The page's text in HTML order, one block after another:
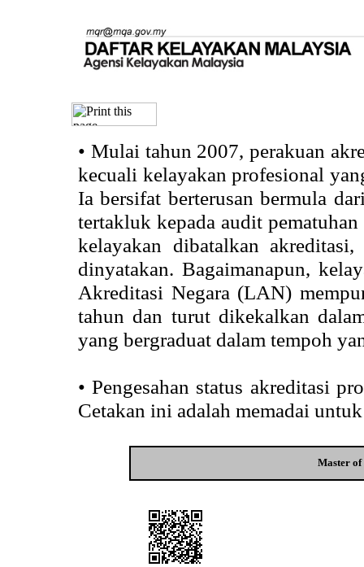
• Mulai tahun 2007, perakuan
kecuali kelayakan profesional
Ia bersifat berterusan bermula
tertakluk kepada audit
kelayakan dibatalkan
dinyatakan. Bagaimanapun,
Akreditasi Negara (LAN)
tahun dan turut dikekalkan
yang bergraduat dalam tempoh
• Pengesahan status akreditasi
Cetakan ini adalah memadai
Master of